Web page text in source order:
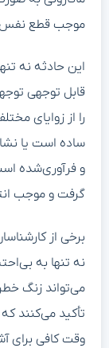
موجب قطع
این حادثه نه
قابل توجهی
را از زوایای
ساده است یا
و فرآوری‌شده
گرفت و موجب
برخی از
نه تنها به
می‌تواند زنگ
تأکید می‌کنند
وقت کافی برای